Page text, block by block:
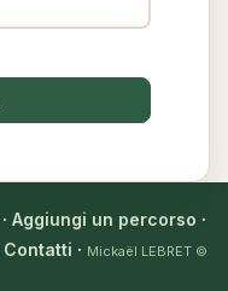
· Aggiungi un percorso ·
Contatti · Mickaël LEBRET ©